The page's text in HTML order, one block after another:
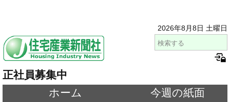
2026年8月8日 土曜日
正社員募集中
ホーム
今週の紙面